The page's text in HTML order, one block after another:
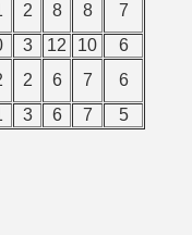
2 8 8
7
3 12 10
6
2 6 7
6
3 6 7 5